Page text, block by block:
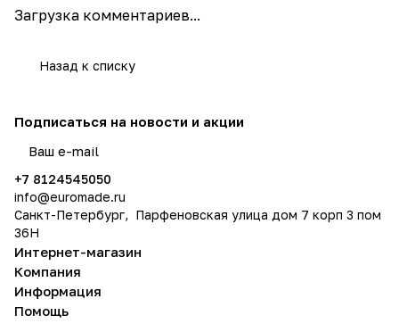
Загрузка комментариев...
Назад к списку
Подписаться на новости и акции
+7 8124545050
info@euromade.ru
Санкт-Петербург, Парфеновская улица дом 7 корп 3 пом
36Н
Интернет-магазин
Компания
Информация
Помощь